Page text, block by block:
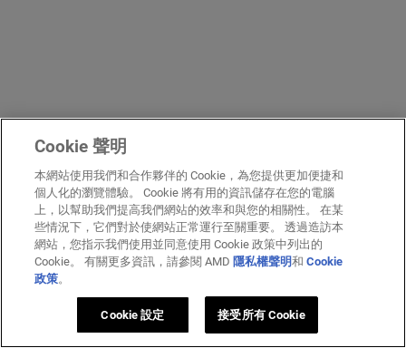
Cookie 聲明
本網站使用我們和合作夥伴的 Cookie，為您提供更加便捷和
個人化的瀏覽體驗。 Cookie 將有用的資訊儲存在您的電腦
上，以幫助我們提高我們網站的效率和與您的相關性。 在某
些情況下，它們對於使網站正常運行至關重要。 透過造訪本
網站，您指示我們使用並同意使用 Cookie 政策中列出的
Cookie。 有關更多資訊，請參閱 AMD 隱私權聲明和Cookie
政策。
Cookie 設定 接受所有 Cookie